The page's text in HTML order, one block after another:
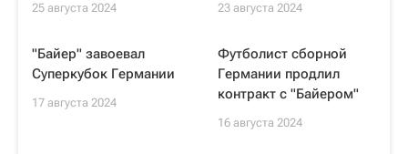
25 августа 2024 23 августа 2024
"Байер" завоевал
Суперкубок Германии
17 августа 2024
Футболист сборной
Германии продлил
контракт с "Байером"
16 августа 2024